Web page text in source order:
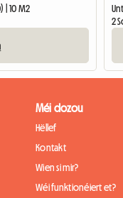
10 M2
2
Méi dozou
Hëllef
Kontakt
Wien si mir?
Wéi funktionéiert et?